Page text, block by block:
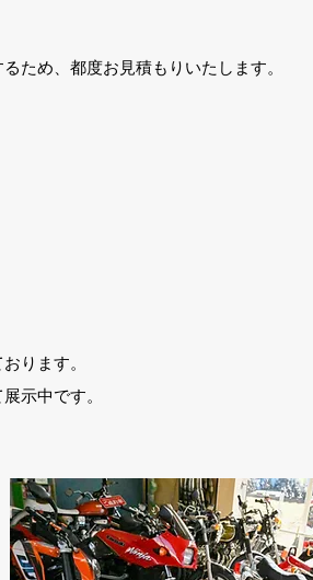
ため、都度お見積もりいたします。
ります。
示中です。